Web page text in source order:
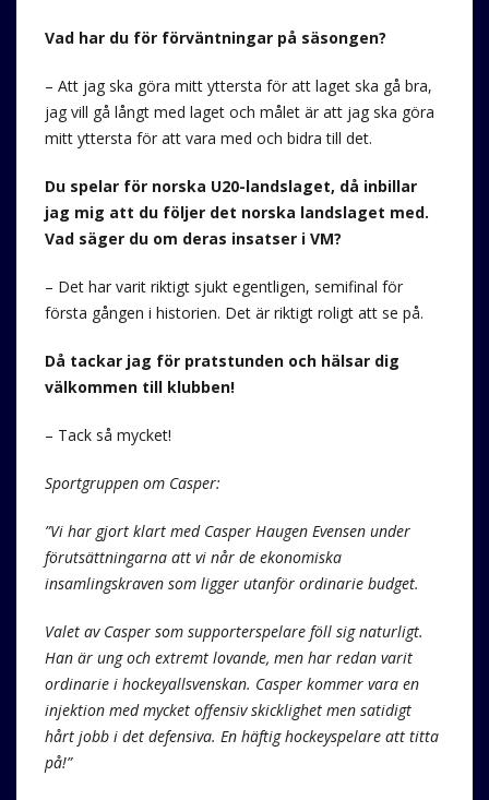
Vad har du för förväntningar på säsongen?
– Att jag ska göra mitt yttersta för att laget ska gå bra,
jag vill gå långt med laget och målet är att jag ska göra
mitt yttersta för att vara med och bidra till det.
Du spelar för norska U20-landslaget, då inbillar
jag mig att du följer det norska landslaget med.
Vad säger du om deras insatser i VM?
– Det har varit riktigt sjukt egentligen, semifinal för
första gången i historien. Det är riktigt roligt att se på.
Då tackar jag för pratstunden och hälsar dig
välkommen till klubben!
– Tack så mycket!
Sportgruppen om Casper:
”Vi har gjort klart med Casper Haugen Evensen under
förutsättningarna att vi når de ekonomiska
insamlingskraven som ligger utanför ordinarie budget.
Valet av Casper som supporterspelare föll sig naturligt.
Han är ung och extremt lovande, men har redan varit
ordinarie i hockeyallsvenskan. Casper kommer vara en
injektion med mycket offensiv skicklighet men satidigt
hårt jobb i det defensiva. En häftig hockeyspelare att titta
på!”